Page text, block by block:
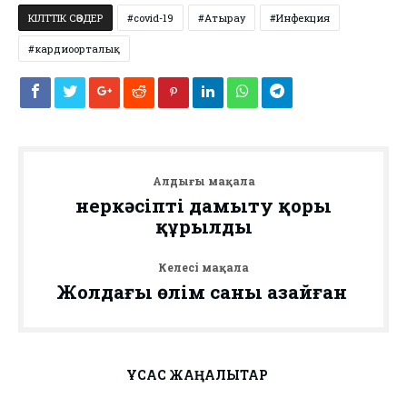
КІЛТТІК СӨЗДЕР covid-19 Атырау Инфекция
кардиоорталық
Алдыңғы мақала
Өнеркәсіпті дамыту қоры
құрылды
Келесі мақала
Жолдағы өлім саны азайған ⁩
ҰҚСАС ЖАҢАЛЫҚТАР